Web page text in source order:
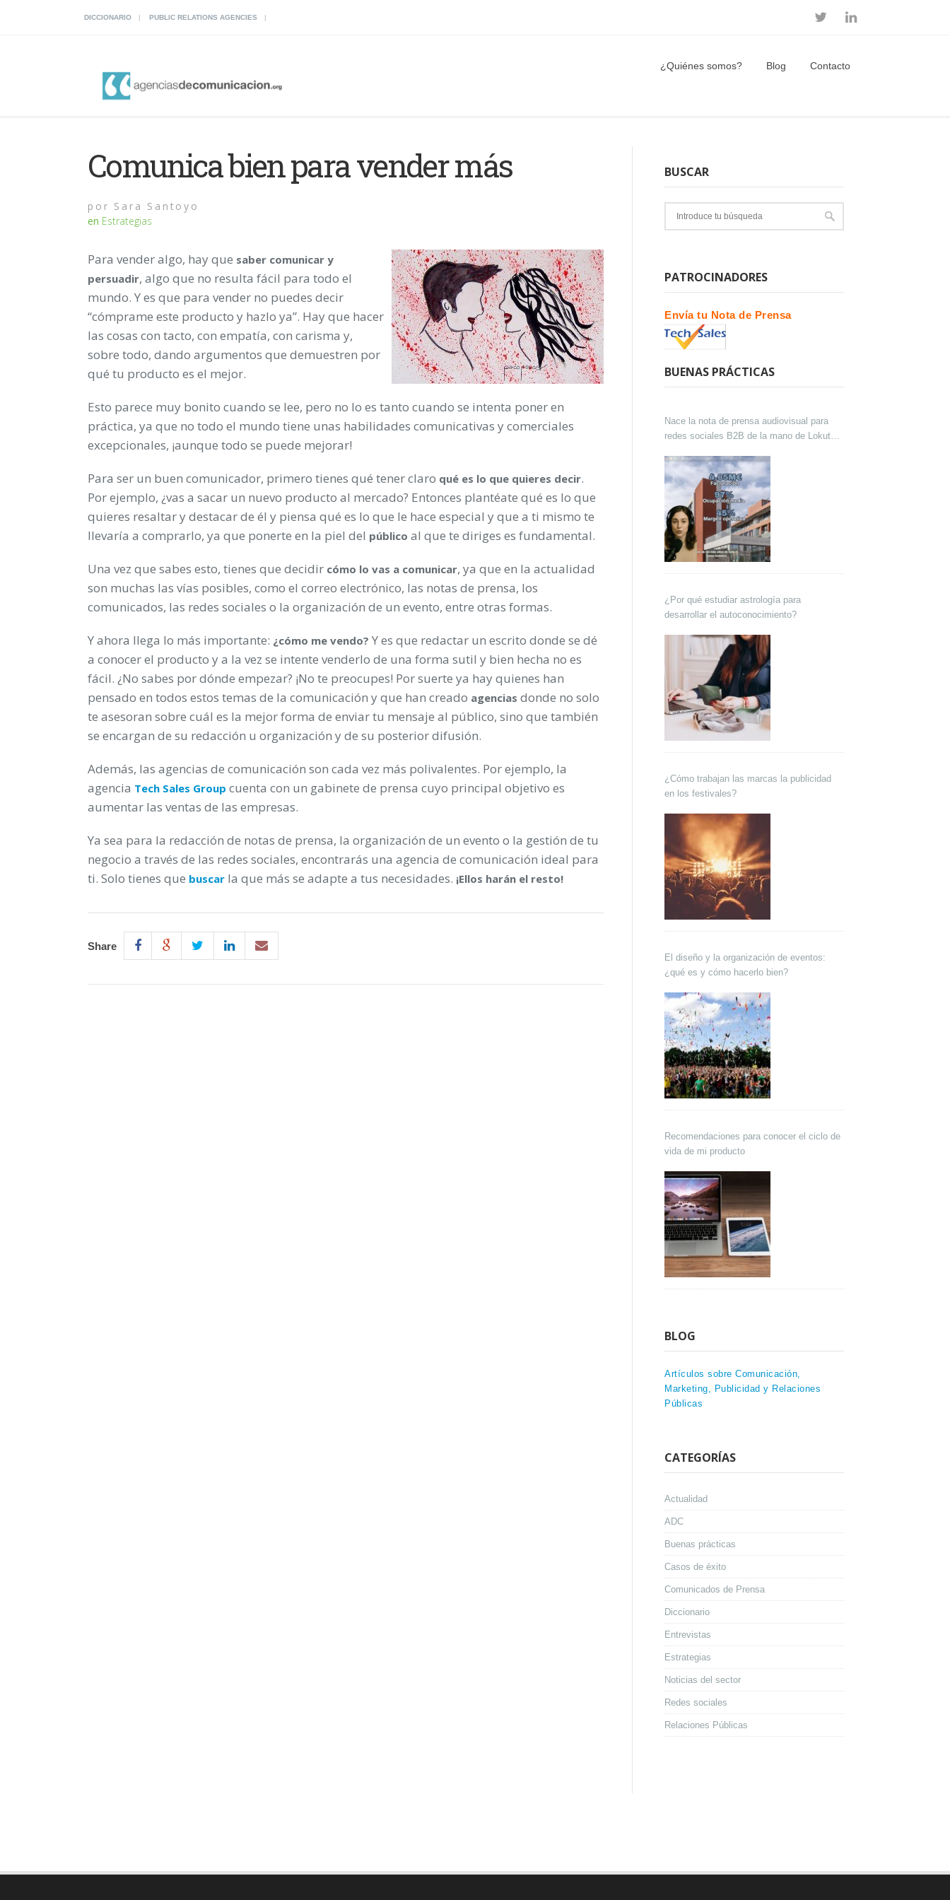
DICCIONARIO PUBLIC RELATIONS AGENCIES
¿Quiénes somos? Blog Contacto
Comunica bien para vender más
por Sara Santoyo
en Estrategias
Para vender algo, hay que saber comunicar y
persuadir, algo que no resulta fácil para todo el
mundo. Y es que para vender no puedes decir
“cómprame este producto y hazlo ya”. Hay que hacer
las cosas con tacto, con empatía, con carisma y,
sobre todo, dando argumentos que demuestren por
qué tu producto es el mejor.
Esto parece muy bonito cuando se lee, pero no lo es tanto cuando se intenta poner en
práctica, ya que no todo el mundo tiene unas habilidades comunicativas y comerciales
excepcionales, ¡aunque todo se puede mejorar!
Para ser un buen comunicador, primero tienes qué tener claro qué es lo que quieres decir.
Por ejemplo, ¿vas a sacar un nuevo producto al mercado? Entonces plantéate qué es lo que
quieres resaltar y destacar de él y piensa qué es lo que le hace especial y que a ti mismo te
llevaría a comprarlo, ya que ponerte en la piel del público al que te diriges es fundamental.
Una vez que sabes esto, tienes que decidir cómo lo vas a comunicar, ya que en la actualidad
son muchas las vías posibles, como el correo electrónico, las notas de prensa, los
comunicados, las redes sociales o la organización de un evento, entre otras formas.
Y ahora llega lo más importante: ¿cómo me vendo? Y es que redactar un escrito donde se dé
a conocer el producto y a la vez se intente venderlo de una forma sutil y bien hecha no es
fácil. ¿No sabes por dónde empezar? ¡No te preocupes! Por suerte ya hay quienes han
pensado en todos estos temas de la comunicación y que han creado agencias donde no solo
te asesoran sobre cuál es la mejor forma de enviar tu mensaje al público, sino que también
se encargan de su redacción u organización y de su posterior difusión.
Además, las agencias de comunicación son cada vez más polivalentes. Por ejemplo, la
agencia Tech Sales Group cuenta con un gabinete de prensa cuyo principal objetivo es
aumentar las ventas de las empresas.
Ya sea para la redacción de notas de prensa, la organización de un evento o la gestión de tu
negocio a través de las redes sociales, encontrarás una agencia de comunicación ideal para
ti. Solo tienes que buscar la que más se adapte a tus necesidades. ¡Ellos harán el resto!
Share
BUSCAR
PATROCINADORES
Envía tu Nota de Prensa
BUENAS PRÁCTICAS
Nace la nota de prensa audiovisual para
redes sociales B2B de la mano de Lokutor
¿Por qué estudiar astrología para
desarrollar el autoconocimiento?
¿Cómo trabajan las marcas la publicidad
en los festivales?
El diseño y la organización de eventos:
¿qué es y cómo hacerlo bien?
Recomendaciones para conocer el ciclo de
vida de mi producto
BLOG
Artículos sobre Comunicación,
Marketing, Publicidad y Relaciones
Públicas
CATEGORÍAS
Actualidad
ADC
Buenas prácticas
Casos de éxito
Comunicados de Prensa
Diccionario
Entrevistas
Estrategias
Noticias del sector
Redes sociales
Relaciones Públicas